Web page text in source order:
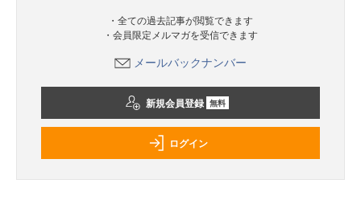
・全ての過去記事が閲覧できます
・会員限定メルマガを受信できます
メールバックナンバー
新規会員登録 無料
ログイン